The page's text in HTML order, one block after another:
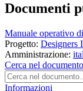
Documenti
Manuale operativo
Progetto: Designers
Amministrazione:
Cerca nel documento
Informazioni